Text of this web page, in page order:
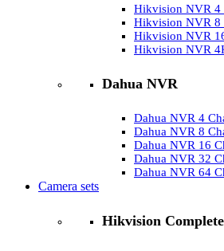
Hikvision NVR 4
Hikvision NVR 8
Hikvision NVR
Hikvision NVR
Dahua NVR
Dahua NVR 4
Dahua NVR 8
Dahua NVR 16
Dahua NVR 32
Dahua NVR 64
Camera sets
Hikvision